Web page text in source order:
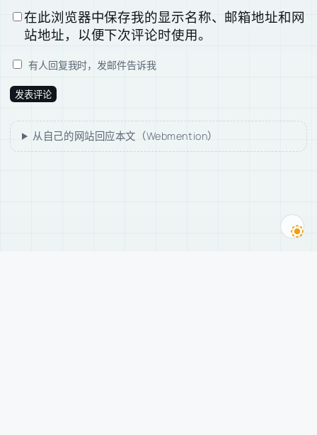
在此浏览器中保存我的显示名称、邮箱地址和网
站地址，以便下次评论时使用。
有人回复我时，发邮件告诉我
从自己的网站回应本文（Webmention）